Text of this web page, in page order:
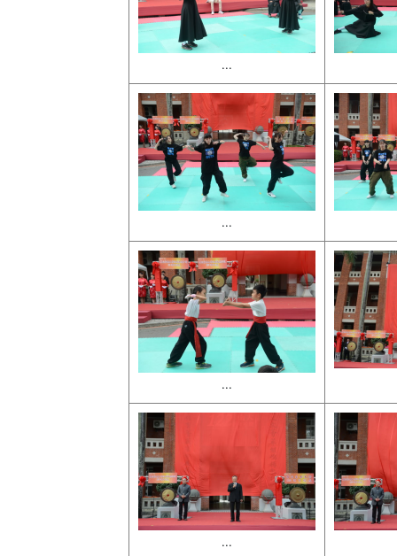
...
...
...
...